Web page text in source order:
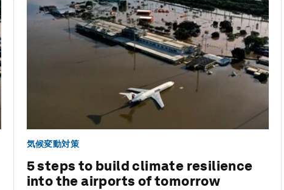
気候変動対策
5 steps to build climate resilience
into the airports of tomorrow